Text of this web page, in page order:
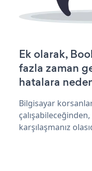
Ek olarak,
fazla zaman
hatalara
Bilgisayar
karşılaşmanız